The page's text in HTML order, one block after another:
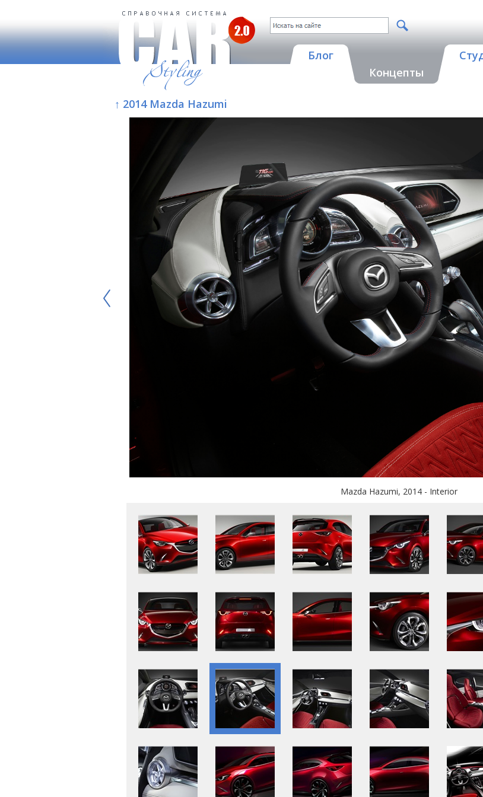
Блог
Концепты
↑ 2014 Mazda Hazumi
Mazda Hazumi, 2014 - Interior